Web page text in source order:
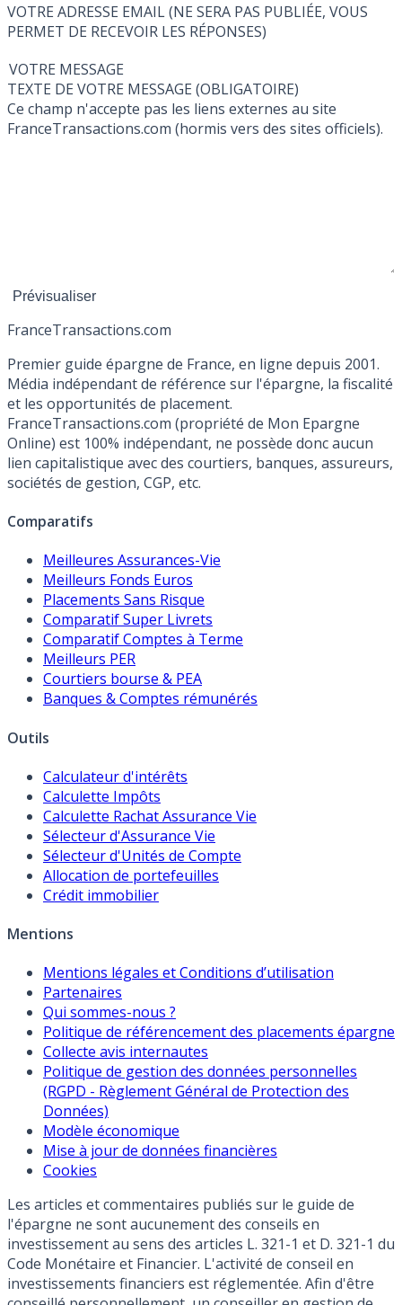
VOTRE ADRESSE EMAIL (NE SERA PAS PUBLIÉE, VOUS
PERMET DE RECEVOIR LES RÉPONSES)
VOTRE MESSAGE
TEXTE DE VOTRE MESSAGE (OBLIGATOIRE)
Ce champ n'accepte pas les liens externes au site
FranceTransactions.com (hormis vers des sites officiels).
FranceTransactions.com
Premier guide épargne de France, en ligne depuis 2001.
Média indépendant de référence sur l'épargne, la fiscalité
et les opportunités de placement.
FranceTransactions.com (propriété de Mon Epargne
Online) est 100% indépendant, ne possède donc aucun
lien capitalistique avec des courtiers, banques, assureurs,
sociétés de gestion, CGP, etc.
Comparatifs
Meilleures Assurances-Vie
Meilleurs Fonds Euros
Placements Sans Risque
Comparatif Super Livrets
Comparatif Comptes à Terme
Meilleurs PER
Courtiers bourse & PEA
Banques & Comptes rémunérés
Outils
Calculateur d'intérêts
Calculette Impôts
Calculette Rachat Assurance Vie
Sélecteur d'Assurance Vie
Sélecteur d'Unités de Compte
Allocation de portefeuilles
Crédit immobilier
Mentions
Mentions légales et Conditions d’utilisation
Partenaires
Qui sommes-nous ?
Politique de référencement des placements épargne
Collecte avis internautes
Politique de gestion des données personnelles
(RGPD - Règlement Général de Protection des
Données)
Modèle économique
Mise à jour de données financières
Cookies
Les articles et commentaires publiés sur le guide de
l'épargne ne sont aucunement des conseils en
investissement au sens des articles L. 321-1 et D. 321-1 du
Code Monétaire et Financier. L'activité de conseil en
investissements financiers est réglementée. Afin d'être